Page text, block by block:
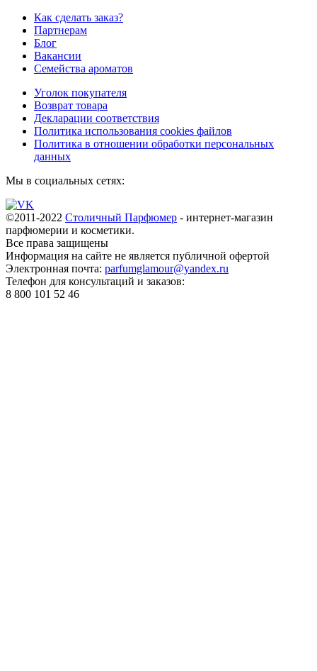
Как сделать заказ?
Партнерам
Блог
Вакансии
Семейства ароматов
Уголок покупателя
Возврат товара
Декларации соответствия
Политика использования cookies файлов
Политика в отношении обработки персональных
данных
Мы в социальных сетях:
©2011-2022 Столичный Парфюмер - интернет-магазин
парфюмерии и косметики.
Все права защищены
Информация на сайте не является публичной офертой
Электронная почта: parfumglamour@yandex.ru
Телефон для консультаций и заказов:
8 800 101 52 46